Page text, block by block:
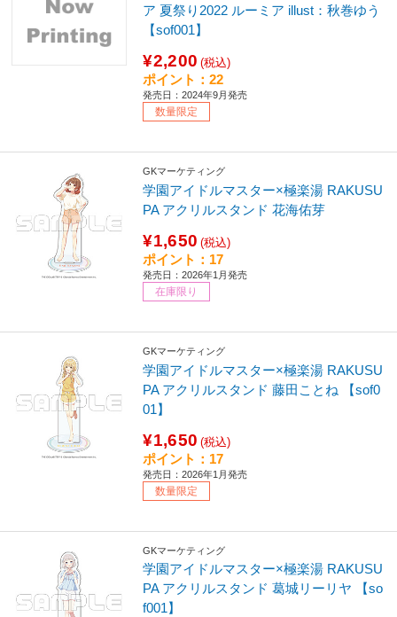
ア 夏祭り2022 ルーミア illust：秋巻ゆう
【sof001】
¥2,200 (税込)
ポイント：22
発売日：2024年9月発売
数量限定
GKマーケティング
学園アイドルマスター×極楽湯 RAKUSU
PA アクリルスタンド 花海佑芽
¥1,650 (税込)
ポイント：17
発売日：2026年1月発売
在庫限り
GKマーケティング
学園アイドルマスター×極楽湯 RAKUSU
PA アクリルスタンド 藤田ことね 【sof0
01】
¥1,650 (税込)
ポイント：17
発売日：2026年1月発売
数量限定
GKマーケティング
学園アイドルマスター×極楽湯 RAKUSU
PA アクリルスタンド 葛城リーリヤ 【so
f001】